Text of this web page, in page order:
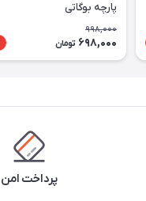
پارچه بوگاتی
998,000
698,000 تومان
پرداخت امن